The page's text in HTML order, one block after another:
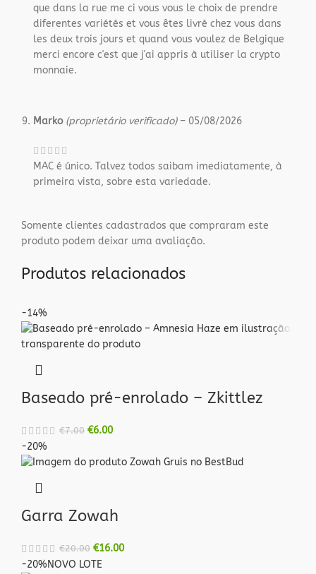
que dans la rue me ci vous vous le choix de prendre
diferentes variétés et vous êtes livré chez vous dans
les deux trois jours et quand vous voulez de Belgique
merci encore c'est que j'ai appris à utiliser la crypto
monnaie.
Marko (proprietário verificado) – 05/08/2026
MAC é único. Talvez todos saibam imediatamente, à
primeira vista, sobre esta variedade.
Somente clientes cadastrados que compraram este
produto podem deixar uma avaliação.
Produtos relacionados
-14%
Baseado pré-enrolado – Zkittlez
€7.00 €6.00
-20%
Garra Zowah
€20.00 €16.00
-20%NOVO LOTE